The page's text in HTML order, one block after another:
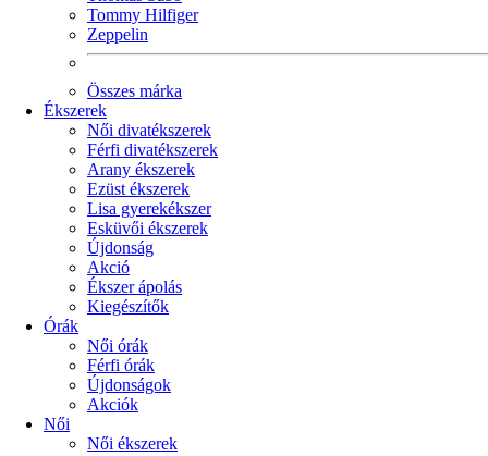
Tommy Hilfiger
Zeppelin
Összes márka
Ékszerek
Női divatékszerek
Férfi divatékszerek
Arany ékszerek
Ezüst ékszerek
Lisa gyerekékszer
Esküvői ékszerek
Újdonság
Akció
Ékszer ápolás
Kiegészítők
Órák
Női órák
Férfi órák
Újdonságok
Akciók
Női
Női ékszerek